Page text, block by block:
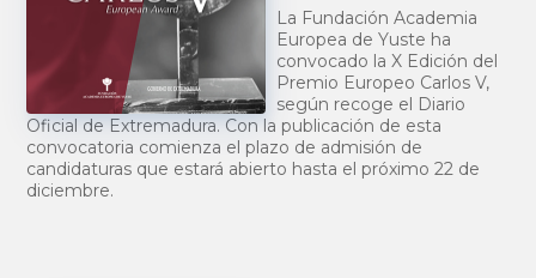
La Fundación Academia
Europea de Yuste ha
convocado la X Edición del
Premio Europeo Carlos V,
según recoge el Diario
Oficial de Extremadura. Con la publicación de esta
convocatoria comienza el plazo de admisión de
candidaturas que estará abierto hasta el próximo 22 de
diciembre.